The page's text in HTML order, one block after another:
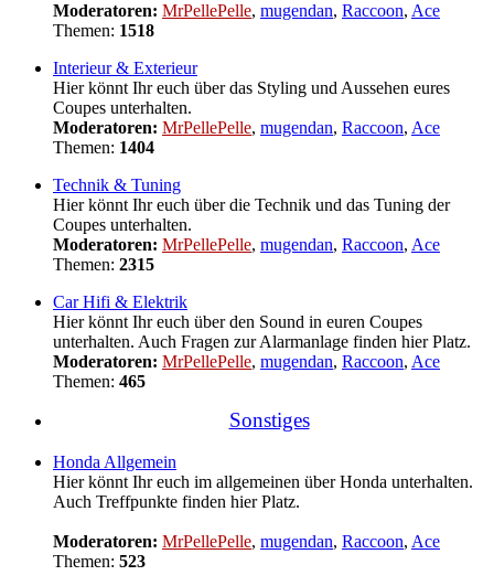
Moderatoren: MrPellePelle, mugendan, Raccoon, Ace
Themen: 1518
Interieur & Exterieur
Hier könnt Ihr euch über das Styling und Aussehen eures
Coupes unterhalten.
Moderatoren: MrPellePelle, mugendan, Raccoon, Ace
Themen: 1404
Technik & Tuning
Hier könnt Ihr euch über die Technik und das Tuning der
Coupes unterhalten.
Moderatoren: MrPellePelle, mugendan, Raccoon, Ace
Themen: 2315
Car Hifi & Elektrik
Hier könnt Ihr euch über den Sound in euren Coupes
unterhalten. Auch Fragen zur Alarmanlage finden hier Platz.
Moderatoren: MrPellePelle, mugendan, Raccoon, Ace
Themen: 465
Sonstiges
Honda Allgemein
Hier könnt Ihr euch im allgemeinen über Honda unterhalten.
Auch Treffpunkte finden hier Platz.
Moderatoren: MrPellePelle, mugendan, Raccoon, Ace
Themen: 523